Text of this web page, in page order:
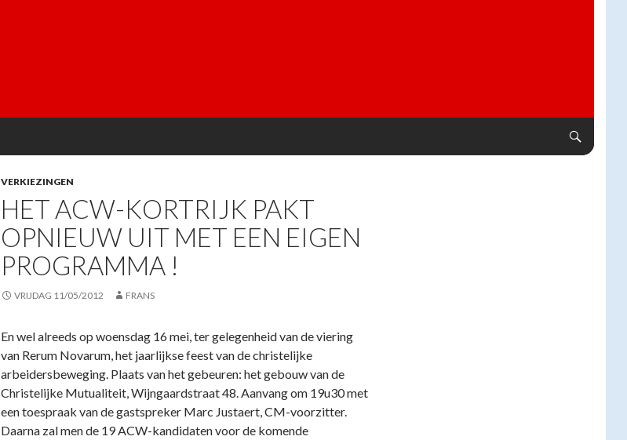
VERKIEZINGEN
HET ACW-KORTRIJK PAKT
OPNIEUW UIT MET EEN EIGEN
PROGRAMMA !
VRIJDAG 11/05/2012 FRANS
En wel alreeds op woensdag 16 mei, ter gelegenheid van de viering
van Rerum Novarum, het jaarlijkse feest van de christelijke
arbeidersbeweging. Plaats van het gebeuren: het gebouw van de
Christelijke Mutualiteit, Wijngaardstraat 48. Aanvang om 19u30 met
een toespraak van de gastspreker Marc Justaert, CM-voorzitter.
Daarna zal men de 19 ACW-kandidaten voor de komende